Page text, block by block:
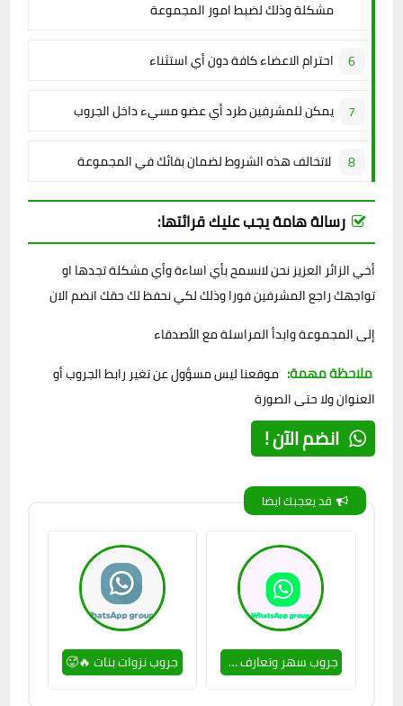
مشكلة وذلك لضبط امور المجموعة
احترام الاعضاء كافة دون أي استثناء
يمكن للمشرفين طرد أي عضو مسيء داخل الجروب
لاتخالف هذه الشروط لضمان بقائك في المجموعة
رسالة هامة يجب عليك قرائتها:
أخي الزائر العزيز نحن لانسمح بأي اساءة وأي مشكلة تجدها او
تواجهك راجع المشرفين فورا وذلك لكي نحفظ لك حقك انضم الان
إلى المجموعة وابدأ المراسلة مع الأصدقاء
ملاحظة مهمة: موقعنا ليس مسؤول عن تغير رابط الجروب أو
العنوان ولا حتى الصورة
انضم الآن !
قد يعجبك ايضا
جروب سهر وتعارف 🥵🔥 جروب نزوات بنات 🔥🥵